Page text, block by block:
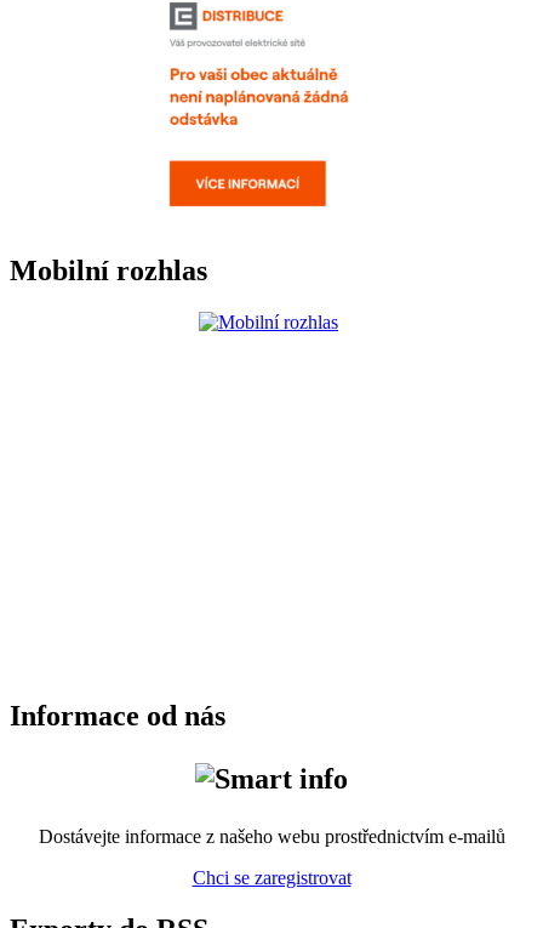
Mobilní rozhlas
Informace od nás
Dostávejte informace z našeho webu prostřednictvím e-mailů
Chci se zaregistrovat